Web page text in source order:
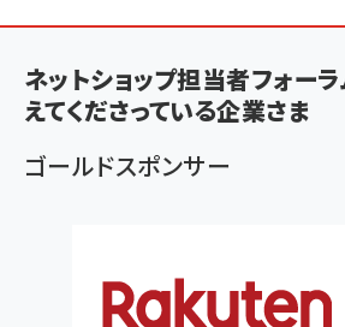
ン
く
ず
ネットショップ担当者フォー
えてくださっている企業さま
ゴールドスポンサー